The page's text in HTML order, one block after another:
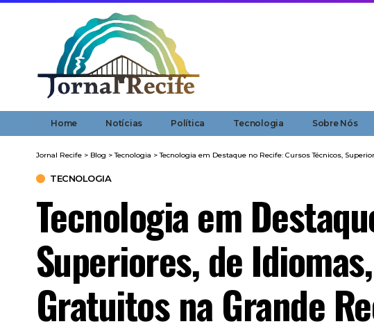
Home Notícias Política Tecnologia Sobre Nós
Jornal Recife > Blog >Tecnologia >Tecnologia em Destaque no Recife: Cursos Técnicos,
TECNOLOGIA
Tecnologia em
Superiores, de
Gratuitos na Grande